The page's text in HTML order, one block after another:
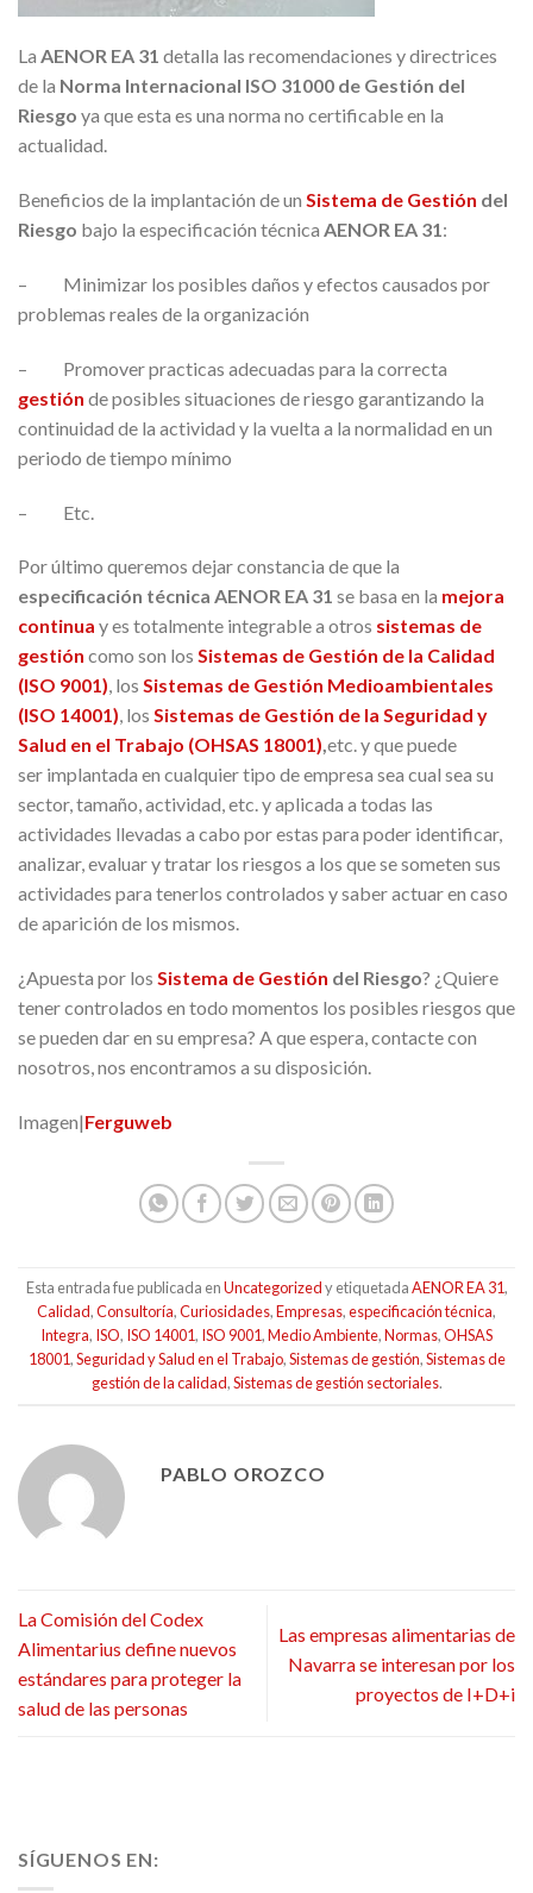
La AENOR EA 31 detalla las recomendaciones y directrices
de la Norma Internacional ISO 31000 de Gestión del
Riesgo ya que esta es una norma no certificable en la
actualidad.
Beneficios de la implantación de un Sistema de Gestión del
Riesgo bajo la especificación técnica AENOR EA 31:
– Minimizar los posibles daños y efectos causados por
problemas reales de la organización
– Promover practicas adecuadas para la correcta
gestión de posibles situaciones de riesgo garantizando la
continuidad de la actividad y la vuelta a la normalidad en un
periodo de tiempo mínimo
– Etc.
Por último queremos dejar constancia de que la
especificación técnica AENOR EA 31 se basa en la mejora
continua y es totalmente integrable a otros sistemas de
gestión como son los Sistemas de Gestión de la Calidad
(ISO 9001), los Sistemas de Gestión Medioambientales
(ISO 14001), los Sistemas de Gestión de la Seguridad y
Salud en el Trabajo (OHSAS 18001),etc. y que puede
ser implantada en cualquier tipo de empresa sea cual sea su
sector, tamaño, actividad, etc. y aplicada a todas las
actividades llevadas a cabo por estas para poder identificar,
analizar, evaluar y tratar los riesgos a los que se someten sus
actividades para tenerlos controlados y saber actuar en caso
de aparición de los mismos.
¿Apuesta por los Sistema de Gestión del Riesgo? ¿Quiere
tener controlados en todo momentos los posibles riesgos que
se pueden dar en su empresa? A que espera, contacte con
nosotros, nos encontramos a su disposición.
Imagen|Ferguweb
Esta entrada fue publicada enUncategorizedy etiquetadaAENOR EA 31,
Calidad,Consultoría,Curiosidades,Empresas,especificación técnica,
Integra, ISO, ISO 14001, ISO 9001,Medio Ambiente,Normas,OHSAS
18001,Seguridad y Salud en el Trabajo,Sistemas de gestión,Sistemas de
gestión de la calidad,Sistemas de gestión sectoriales.
PABLO OROZCO
La Comisión del Codex
Alimentarius define nuevos
estándares para proteger la
salud de las personas
Las empresas alimentarias de
Navarra se interesan por los
proyectos de I+D+i
SÍGUENOS EN: